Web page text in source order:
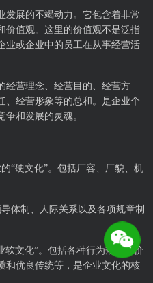
发展的不竭动力。它包含着非常
价值观。这里的价值观不是泛指
业或企业中的员工在从事经营活
经营理念、经营目的、经营方
、经营形象等的总和。是企业个
和发展的灵魂。
“硬文化”。包括厂容、厂貌、机
体制、人际关系以及各项规章制
软文化”。包括各种行为规范、价
和优良传统等，是企业文化的核